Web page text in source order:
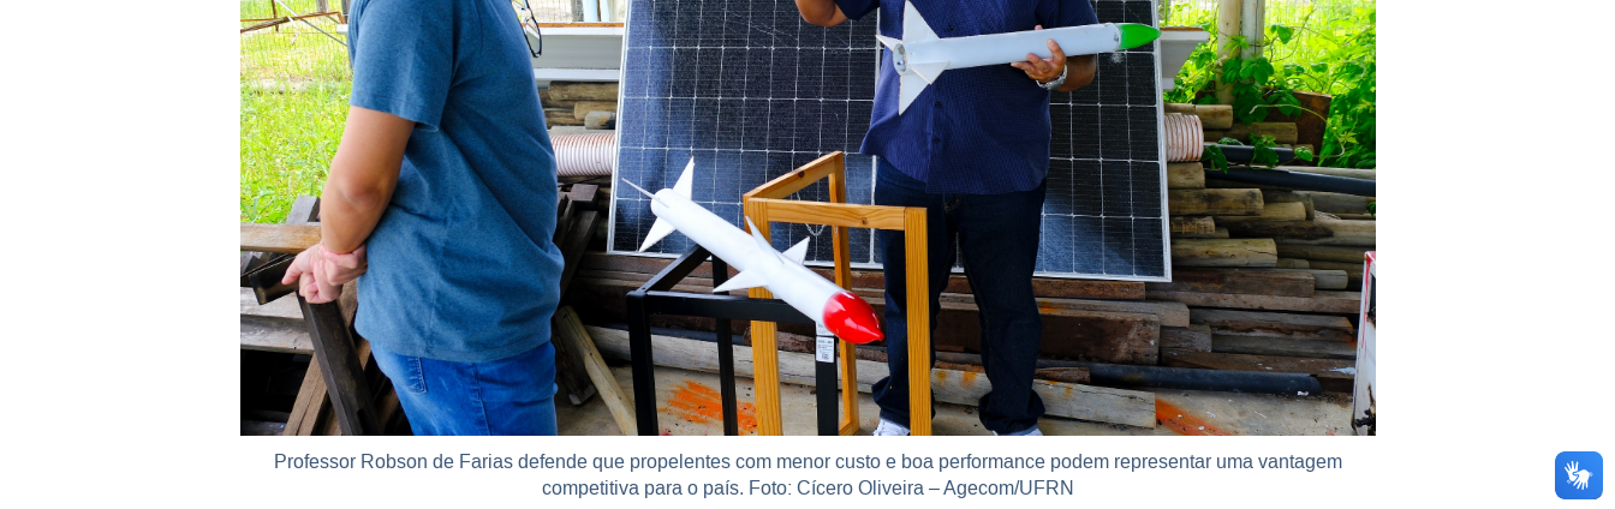
Professor Robson de Farias defende que propelentes com menor custo e boa performance podem representar uma vantagem
competitiva para o país. Foto: Cícero Oliveira – Agecom/UFRN